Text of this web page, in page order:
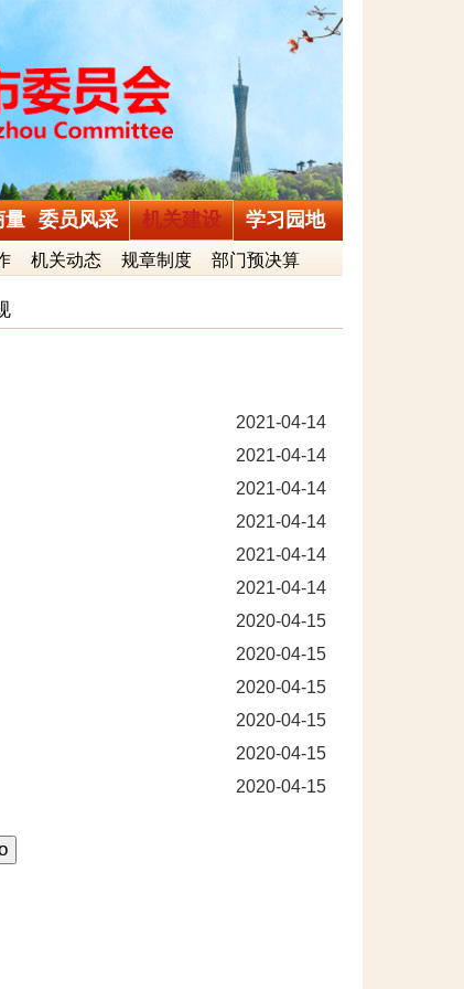
量 委员风采 机关建设
机关动态 规章制度 部门预决算
学习园地
2021-04-14
2021-04-14
2021-04-14
2021-04-14
2021-04-14
2021-04-14
2020-04-15
2020-04-15
2020-04-15
2020-04-15
2020-04-15
2020-04-15